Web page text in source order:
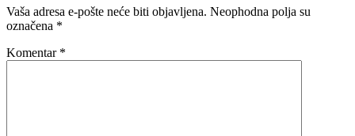
Vaša adresa e-pošte neće biti objavljena. Neophodna polja su
označena *
Komentar *